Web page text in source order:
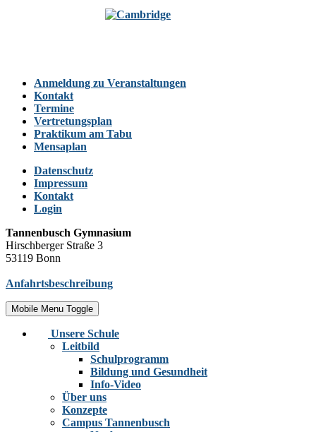
Anmeldung zu Veranstaltungen
Kontakt
Termine
Vertretungsplan
Praktikum am Tabu
Mensaplan
Datenschutz
Impressum
Kontakt
Login
Tannenbusch Gymnasium
Hirschberger Straße 3
53119 Bonn
Anfahrtsbeschreibung
Mobile Menu Toggle
Unsere Schule
Leitbild
Schulprogramm
Bildung und Gesundheit
Info-Video
Über uns
Konzepte
Campus Tannenbusch